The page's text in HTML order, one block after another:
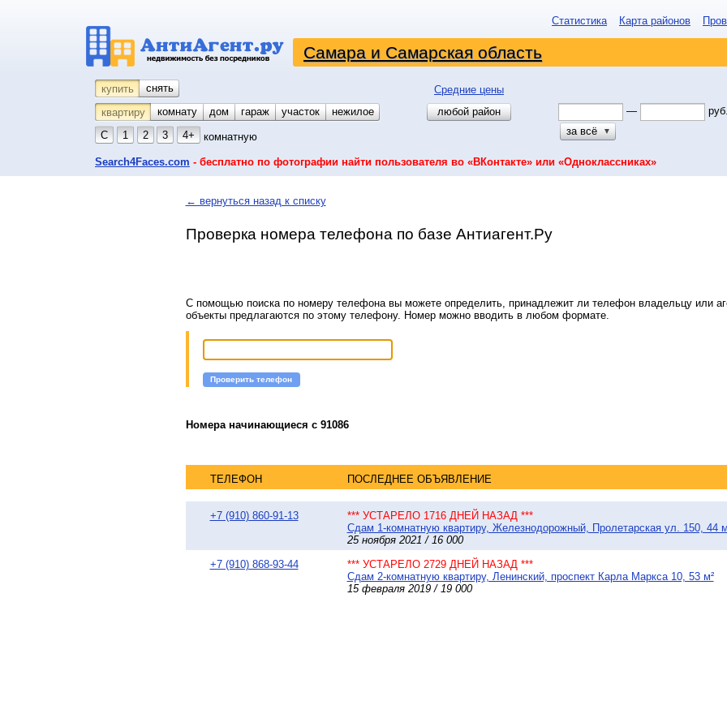
Статистика Карта районов
Самара и Самарская область
купить снять
Средние цены
квартиру
комнату койко-место
дом гараж участок
нежилое
С
1 2 3 4+ комнатную
любой район —
за всё
▼
Search4Faces.com - бесплатно по фотографии найти пользователя во «ВКонтакте» или «Одноклассниках»
← вернуться назад к списку
Проверка номера телефона по базе Антиагент.Ру
С помощью поиска по номеру телефона вы можете определить, принадлежит ли телефон владельцу или
объекты предлагаются по этому телефону. Номер можно вводить в любом формате.
Проверить телефон
Номера начинающиеся с 91086
ТЕЛЕФОН ПОСЛЕДНЕЕ ОБЪЯВЛЕНИЕ
+7 (910) 860-91-13
*** УСТАРЕЛО 1716 ДНЕЙ НАЗАД ***
Сдам 1-комнатную квартиру, Железнодорожный, Пролетарская ул. 150, 44
25 ноября 2021 / 16 000
+7 (910) 868-93-44
*** УСТАРЕЛО 2729 ДНЕЙ НАЗАД ***
Сдам 2-комнатную квартиру, Ленинский, проспект Карла Маркса 10, 53 м²
15 февраля 2019 / 19 000